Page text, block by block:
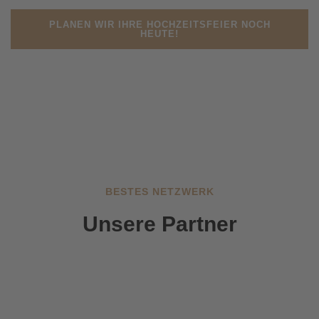
PLANEN WIR IHRE HOCHZEITSFEIER NOCH
HEUTE!
BESTES NETZWERK
Unsere Partner